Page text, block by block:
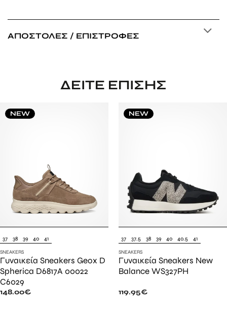
ΑΠΟΣΤΟΛΈΣ / ΕΠΙΣΤΡΟΦΈΣ
ΔΕΊΤΕ ΕΠΊΣΗΣ
NEW
37 38 39 40 41
SNEAKERS
Γυναικεία Sneakers Geox D
Spherica D6817A 00022
C6029
148.00€
NEW
37 37.5 38 39 40 40.5 41
SNEAKERS
Γυναικεία Sneakers New
Balance WS327PH
119.95€